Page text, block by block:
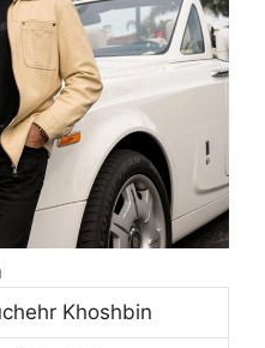
Khoshbin